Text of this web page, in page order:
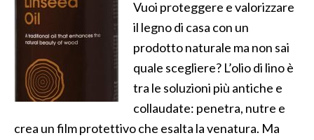
Vuoi proteggere e valorizzare
il legno di casa con un
prodotto naturale ma non sai
quale scegliere? L’olio di lino è
tra le soluzioni più antiche e
collaudate: penetra, nutre e
crea un film protettivo che esalta la venatura. Ma